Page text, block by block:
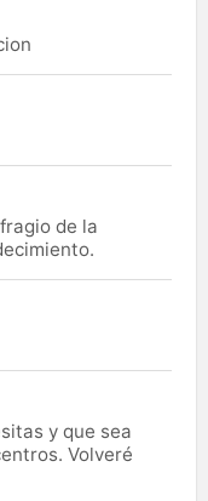
de la
y que sea
Volveré